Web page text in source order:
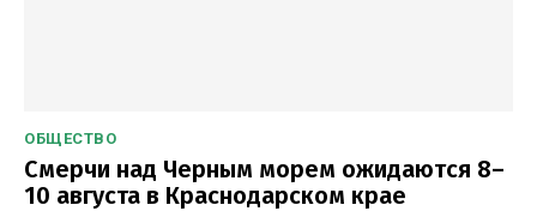
ОБЩЕСТВО
Смерчи над Черным морем ожидаются 8–
10 августа в Краснодарском крае